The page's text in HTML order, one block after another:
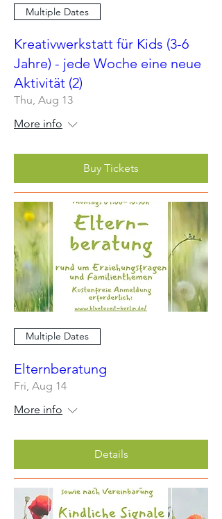
Multiple Dates
Kreativwerkstatt für Kids (3-6
Jahre) - jede Woche eine neue
Aktivität (2)
Thu, Aug 13
More info
Buy Tickets
Multiple Dates
Elternberatung
Fri, Aug 14
More info
Details